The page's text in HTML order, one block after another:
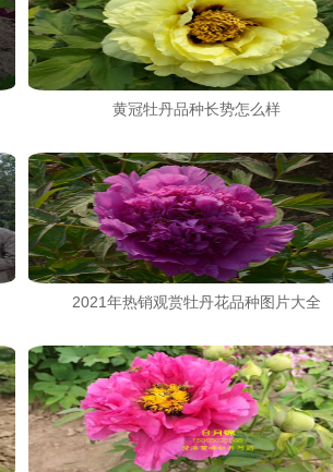
黄冠牡丹品种长势怎么样
2021年热销观赏牡丹花品种图片大全